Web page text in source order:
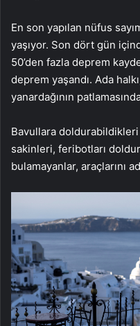
En son yapılan nüfus
yaşıyor. Son dört gün
50’den fazla deprem
deprem yaşandı. Ada
yanardağının
Bavullara
sakinleri, feribotları
bulamayanlar, araçlarını